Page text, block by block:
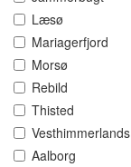
Læsø
Mariagerfjord
Morsø
Rebild
Thisted
Vesthimmerlands
Aalborg